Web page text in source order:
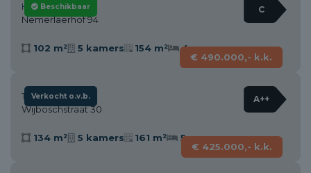
C
Beschikbaar
Helmond
Nemerlaerhof 94
102 m² 5 kamers 154 m² 4
A++
Verkocht o.v.b.
€ 490.000,- k.k.
Tilburg
Wijboschstraat 30
134 m² 5 kamers 161 m² 5
€ 425.000,- k.k.